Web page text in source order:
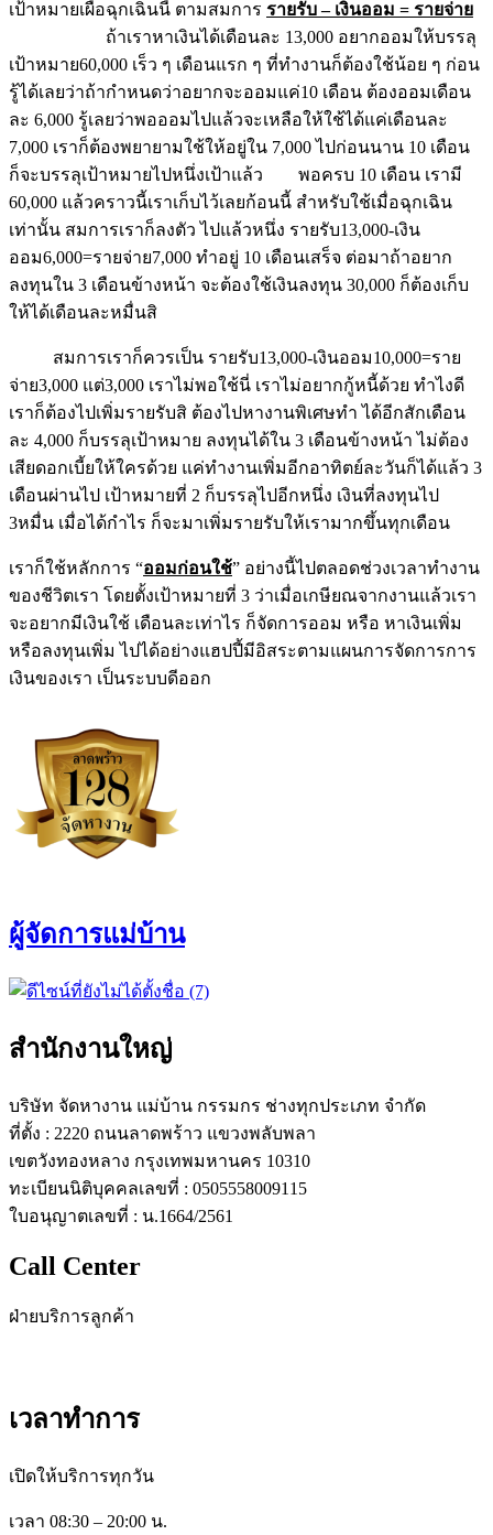
เป้าหมายเผื่อฉุกเฉินนี้ ตามสมการ รายรับ – เงินออม = รายจ่าย
ถ้าเราหาเงินได้เดือนละ 13,000 อยากออมให้บรรลุ
เป้าหมาย60,000 เร็ว ๆ เดือนแรก ๆ ที่ทำงานก็ต้องใช้น้อย ๆ ก่อน
รู้ได้เลยว่าถ้ากำหนดว่าอยากจะออมแค่10 เดือน ต้องออมเดือน
ละ 6,000 รู้เลยว่าพอออมไปแล้วจะเหลือให้ใช้ได้แค่เดือนละ
7,000 เราก็ต้องพยายามใช้ให้อยู่ใน 7,000 ไปก่อนนาน 10 เดือน
ก็จะบรรลุเป้าหมายไปหนึ่งเป้าแล้ว พอครบ 10 เดือน เรามี
60,000 แล้วคราวนี้เราเก็บไว้เลยก้อนนี้ สำหรับใช้เมื่อฉุกเฉิน
เท่านั้น สมการเราก็ลงตัว ไปแล้วหนึ่ง รายรับ13,000-เงิน
ออม6,000=รายจ่าย7,000 ทำอยู่ 10 เดือนเสร็จ ต่อมาถ้าอยาก
ลงทุนใน 3 เดือนข้างหน้า จะต้องใช้เงินลงทุน 30,000 ก็ต้องเก็บ
ให้ได้เดือนละหมื่นสิ
สมการเราก็ควรเป็น รายรับ13,000-เงินออม10,000=ราย
จ่าย3,000 แต่3,000 เราไม่พอใช้นี่ เราไม่อยากกู้หนี้ด้วย ทำไงดี
เราก็ต้องไปเพิ่มรายรับสิ ต้องไปหางานพิเศษทำ ได้อีกสักเดือน
ละ 4,000 ก็บรรลุเป้าหมาย ลงทุนได้ใน 3 เดือนข้างหน้า ไม่ต้อง
เสียดอกเบี้ยให้ใครด้วย แค่ทำงานเพิ่มอีกอาทิตย์ละวันก็ได้แล้ว 3
เดือนผ่านไป เป้าหมายที่ 2 ก็บรรลุไปอีกหนึ่ง เงินที่ลงทุนไป
3หมื่น เมื่อได้กำไร ก็จะมาเพิ่มรายรับให้เรามากขึ้นทุกเดือน
เราก็ใช้หลักการ “ออมก่อนใช้” อย่างนี้ไปตลอดช่วงเวลาทำงาน
ของชีวิตเรา โดยตั้งเป้าหมายที่ 3 ว่าเมื่อเกษียณจากงานแล้วเรา
จะอยากมีเงินใช้ เดือนละเท่าไร ก็จัดการออม หรือ หาเงินเพิ่ม
หรือลงทุนเพิ่ม ไปได้อย่างแฮปปี้มีอิสระตามแผนการจัดการการ
เงินของเรา เป็นระบบดีออก
ผู้จัดการแม่บ้าน
สำนักงานใหญ่
บริษัท จัดหางาน แม่บ้าน กรรมกร ช่างทุกประเภท จำกัด
ที่ตั้ง : 2220 ถนนลาดพร้าว แขวงพลับพลา
เขตวังทองหลาง กรุงเทพมหานคร 10310
ทะเบียนนิติบุคคลเลขที่ : 0505558009115
ใบอนุญาตเลขที่ : น.1664/2561
Call Center
ฝ่ายบริการลูกค้า
เวลาทำการ
เปิดให้บริการทุกวัน
เวลา 08:30 – 20:00 น.